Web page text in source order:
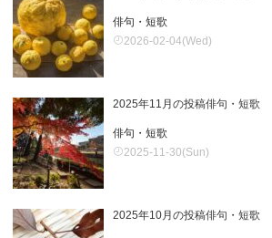
俳句・短歌
2026-02-04(Wed)
2025年11月の投稿俳句・短歌
俳句・短歌
2025-11-30(Sun)
2025年10月の投稿俳句・短歌